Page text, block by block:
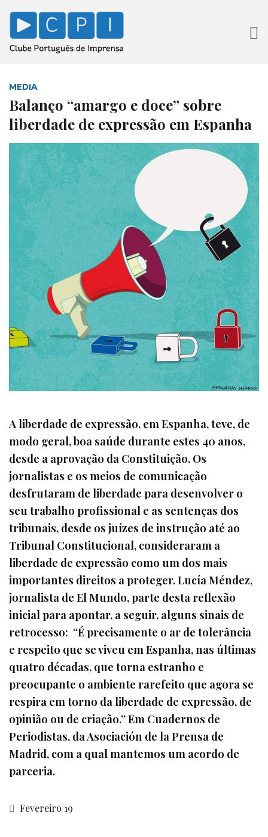
MEDIA
Balanço “amargo e doce” sobre
liberdade de expressão em Espanha
A liberdade de expressão, em Espanha, teve, de
modo geral, boa saúde durante estes 40 anos,
desde a aprovação da Constituição. Os
jornalistas e os meios de comunicação
desfrutaram de liberdade para desenvolver o
seu trabalho profissional e as sentenças dos
tribunais, desde os juízes de instrução até ao
Tribunal Constitucional, consideraram a
liberdade de expressão como um dos mais
importantes direitos a proteger. Lucía Méndez,
jornalista de El Mundo, parte desta reflexão
inicial para apontar, a seguir, alguns sinais de
retrocesso: “É precisamente o ar de tolerância
e respeito que se viveu em Espanha, nas últimas
quatro décadas, que torna estranho e
preocupante o ambiente rarefeito que agora se
respira em torno da liberdade de expressão, de
opinião ou de criação.” Em Cuadernos de
Periodistas, da Asociación de la Prensa de
Madrid, com a qual mantemos um acordo de
parceria.
Fevereiro 19